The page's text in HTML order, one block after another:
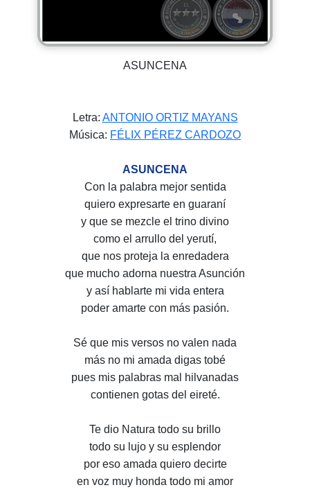
ASUNCENA
Letra: ANTONIO ORTIZ MAYANS
Música: FÉLIX PÉREZ CARDOZO
ASUNCENA
Con la palabra mejor sentida
quiero expresarte en guaraní
y que se mezcle el trino divino
como el arrullo del yerutí,
que nos proteja la enredadera
que mucho adorna nuestra Asunción
y así hablarte mi vida entera
poder amarte con más pasión.
Sé que mis versos no valen nada
más no mi amada digas tobé
pues mis palabras mal hilvanadas
contienen gotas del eireté.
Te dio Natura todo su brillo
todo su lujo y su esplendor
por eso amada quiero decirte
en voz muy honda todo mi amor